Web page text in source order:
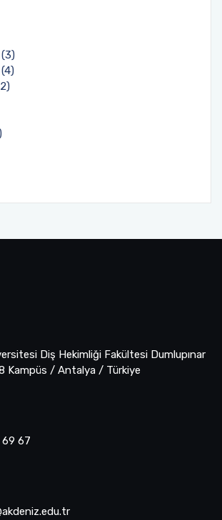
Diş Hekimliği Fakültesi Dumlupınar
Kampüs / Antalya / Türkiye
67